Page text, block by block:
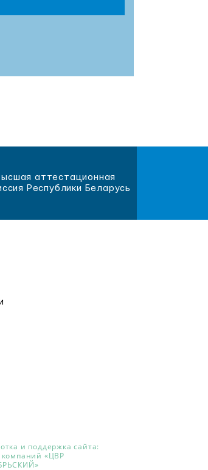
аттестационная
Республики Беларусь
и поддержка сайта:
компаний «ЦВР